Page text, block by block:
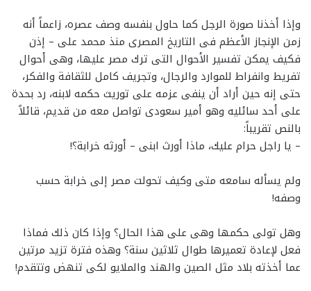
وإذا أخذنا صورة الرجل كما حاول بنفسه وصف عصره، زاعماً أنه
زمن الإنجاز الأعظم فى التاريخ المصرى منذ محمد على – إذن
فكيف يمكن تفسير الأحوال التى ترك مصر عليها، وهى أحوال
تفريط وانفراط للموارد والرجال، وتجريف كامل للثقافة والفكر،
حتى إنه حين أراد أن ينفى عزمه على توريث حكمه لابنه، رد بحدة
على أحد سائليه وهو أمير سعودى تواصل معه من قديم، قائلاً
بالنص تقريباً:
– يا راجل حرام عليك، ماذا أورث ابنى – أورثه خرابة؟!
ولم يسأله سامعه متى وكيف تحولت مصر إلى خرابة حسب
وصفه!
وهل تولى حكمها وهى على هذا الحال؟ وإذا كان ذلك فماذا
فعل لإعادة تعميرها طوال ثلاثين سنة؟ وهذه فترة تزيد مرتين
عما أخذته بلاد مثل الصين والهند والملايو لكى تنهض وتتقدم!